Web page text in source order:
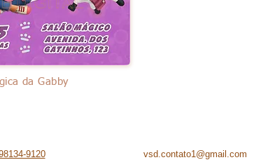
da Gabby
9120 vsd.contato1@gmail.com